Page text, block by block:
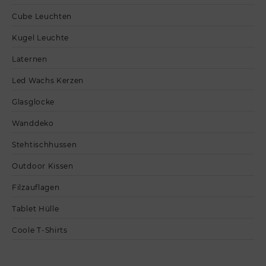
Cube Leuchten
Kugel Leuchte
Laternen
Led Wachs Kerzen
Glasglocke
Wanddeko
Stehtischhussen
Outdoor Kissen
Filzauflagen
Tablet Hülle
Coole T-Shirts